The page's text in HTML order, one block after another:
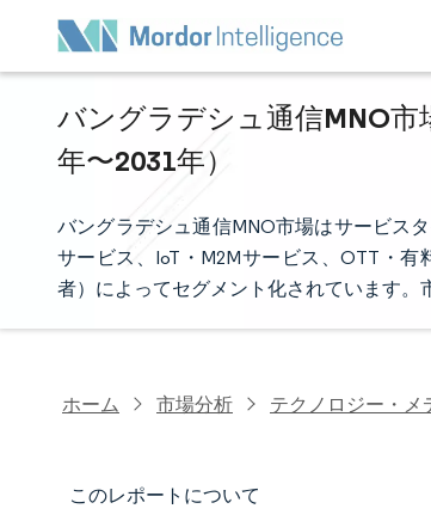
バングラデシュ通信MNO市
年〜2031年）
バングラデシュ通信MNO市場はサービス
サービス、IoT・M2Mサービス、OTT・
者）によってセグメント化されています。
ホーム 市場分析 テクノロジー・メ
このレポートについて